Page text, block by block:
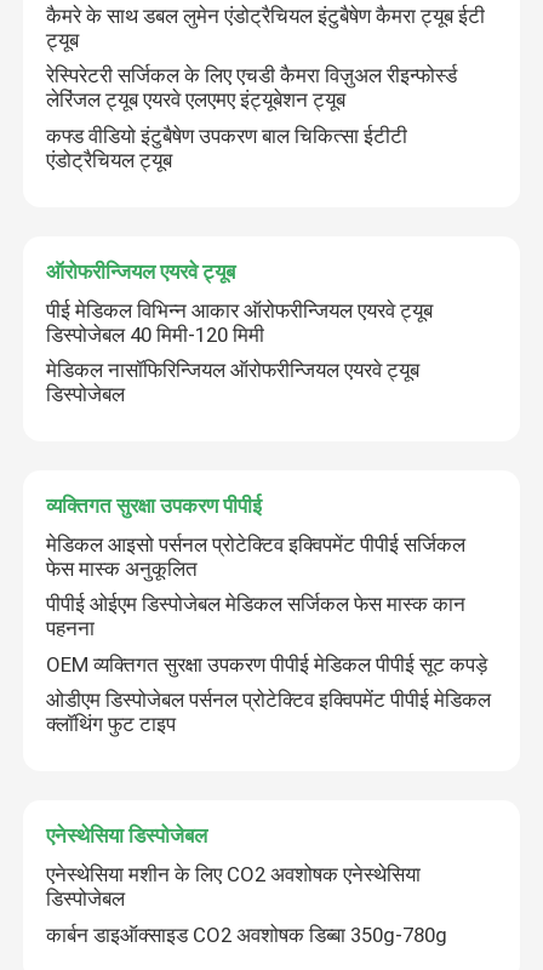
नासॉफिरिन्जियल एयरवे ट्यूब
डिस्पोजेबल एंडोट्रैचियल ट्यूब
एयरवे प्रेशर मॉनिटर
कफ प्रेशर मैनोमीटर
सक्शन कैथेटर
वीडियो इंट्यूबेशन डिवाइस
ऑरोफरीन्जियल एयरवे ट्यूब
एनेस्थेसिया डिस्पोजेबल
एंडोट्रैकियल ट्यूब के घटक
कैमरे के साथ डबल लुमेन एंडोट्रैचियल इंटुबैषेण कैमरा ट्यूब ईटी
ट्यूब
रेस्पिरेटरी सर्जिकल के लिए एचडी कैमरा विज़ुअल रीइन्फोर्स्ड
लेरिंजल ट्यूब एयरवे एलएमए इंट्यूबेशन ट्यूब
कफ्ड वीडियो इंटुबैषेण उपकरण बाल चिकित्सा ईटीटी
एंडोट्रैचियल ट्यूब
ऑरोफरीन्जियल एयरवे ट्यूब
पीई मेडिकल विभिन्न आकार ऑरोफरीन्जियल एयरवे ट्यूब
डिस्पोजेबल 40 मिमी-120 मिमी
मेडिकल नासॉफिरिन्जियल ऑरोफरीन्जियल एयरवे ट्यूब
डिस्पोजेबल
व्यक्तिगत सुरक्षा उपकरण पीपीई
मेडिकल आइसो पर्सनल प्रोटेक्टिव इक्विपमेंट पीपीई सर्जिकल
फेस मास्क अनुकूलित
पीपीई ओईएम डिस्पोजेबल मेडिकल सर्जिकल फेस मास्क कान
पहनना
OEM व्यक्तिगत सुरक्षा उपकरण पीपीई मेडिकल पीपीई सूट कपड़े
ओडीएम डिस्पोजेबल पर्सनल प्रोटेक्टिव इक्विपमेंट पीपीई मेडिकल
क्लॉथिंग फुट टाइप
एनेस्थेसिया डिस्पोजेबल
एनेस्थेसिया मशीन के लिए CO2 अवशोषक एनेस्थेसिया
डिस्पोजेबल
कार्बन डाइऑक्साइड CO2 अवशोषक डिब्बा 350g-780g